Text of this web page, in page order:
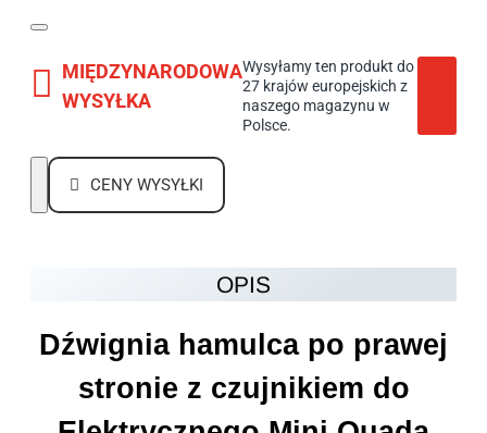
MIĘDZYNARODOWA
WYSYŁKA
Wysyłamy ten produkt do
27 krajów europejskich z
naszego magazynu w
Polsce.
CENY WYSYŁKI
OPIS
Dźwignia hamulca po prawej
stronie z czujnikiem do